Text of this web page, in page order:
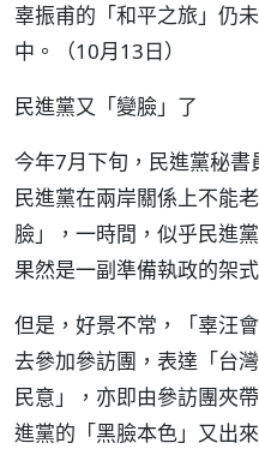
辜振甫的「和平之旅」仍
中。（10月13日）
民進黨又「變臉」了
今年7月下旬，民進黨秘
民進黨在兩岸關係上不能
臉」，一時間，似乎民進
果然是一副準備執政的架式
但是，好景不常，「辜汪
去參加參訪團，表達「台
民意」，亦即由參訪團夾
進黨的「黑臉本色」又出來